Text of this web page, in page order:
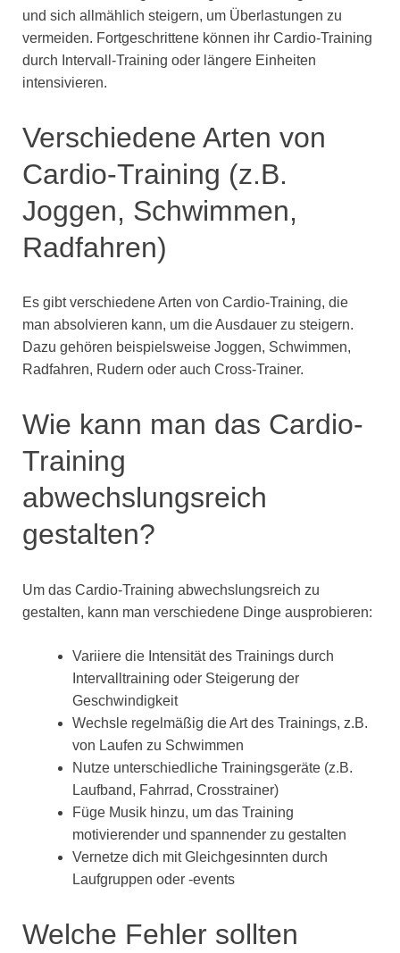
und sich allmählich steigern, um Überlastungen zu
vermeiden. Fortgeschrittene können ihr Cardio-Training
durch Intervall-Training oder längere Einheiten
intensivieren.
Verschiedene Arten von
Cardio-Training (z.B.
Joggen, Schwimmen,
Radfahren)
Es gibt verschiedene Arten von Cardio-Training, die
man absolvieren kann, um die Ausdauer zu steigern.
Dazu gehören beispielsweise Joggen, Schwimmen,
Radfahren, Rudern oder auch Cross-Trainer.
Wie kann man das Cardio-
Training
abwechslungsreich
gestalten?
Um das Cardio-Training abwechslungsreich zu
gestalten, kann man verschiedene Dinge ausprobieren:
Variiere die Intensität des Trainings durch
Intervalltraining oder Steigerung der
Geschwindigkeit
Wechsle regelmäßig die Art des Trainings, z.B.
von Laufen zu Schwimmen
Nutze unterschiedliche Trainingsgeräte (z.B.
Laufband, Fahrrad, Crosstrainer)
Füge Musik hinzu, um das Training
motivierender und spannender zu gestalten
Vernetze dich mit Gleichgesinnten durch
Laufgruppen oder -events
Welche Fehler sollten